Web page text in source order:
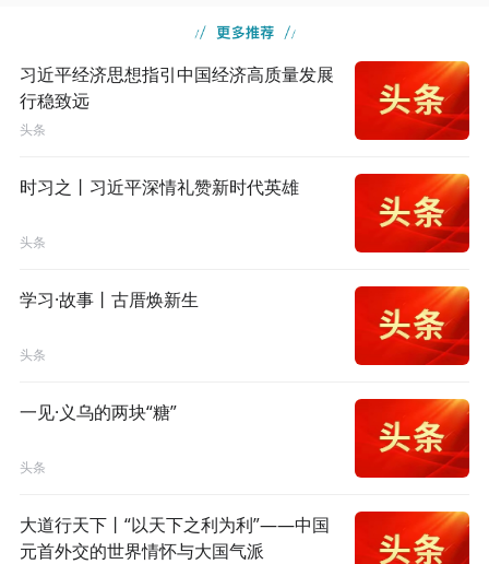
习近平经济思想指引中国经济高质量发展
行稳致远
头条
时习之丨习近平深情礼赞新时代英雄
头条
学习·故事丨古厝焕新生
头条
一见·义乌的两块“糖”
头条
大道行天下丨“以天下之利为利”——中国
元首外交的世界情怀与大国气派